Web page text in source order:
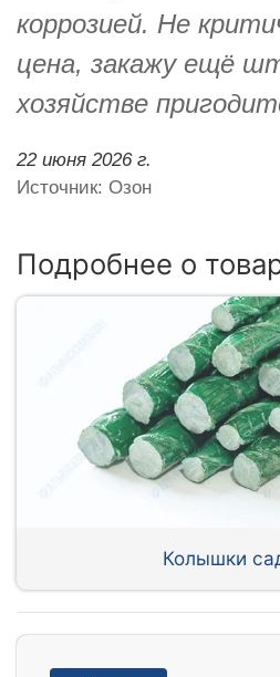
коррозией. Не
цена, закажу ещё
хозяйстве
22 июня 2026 г.
Источник: Озон
Подробнее о
Колышки